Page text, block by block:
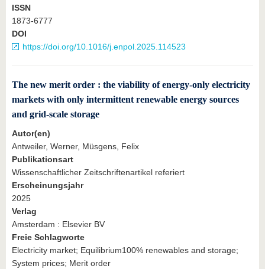
ISSN
1873-6777
DOI
https://doi.org/10.1016/j.enpol.2025.114523
The new merit order : the viability of energy-only electricity
markets with only intermittent renewable energy sources
and grid-scale storage
Autor(en)
Antweiler, Werner, Müsgens, Felix
Publikationsart
Wissenschaftlicher Zeitschriftenartikel referiert
Erscheinungsjahr
2025
Verlag
Amsterdam : Elsevier BV
Freie Schlagworte
Electricity market; Equilibrium100% renewables and storage;
System prices; Merit order